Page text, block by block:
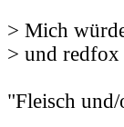
> Mich
> und redfox
"Fleisch